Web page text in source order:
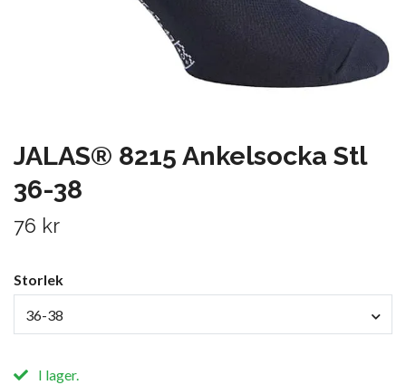
JALAS® 8215 Ankelsocka Stl
36-38
76 kr
Storlek
36-38
I lager.